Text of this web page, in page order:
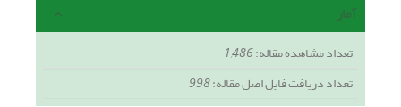
آمار
تعداد مشاهده مقاله:1,486
تعداد دریافت فایل اصل مقاله:998